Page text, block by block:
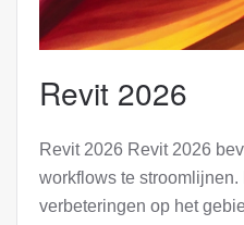
Revit 2026
Revit 2026 Revit 2026
workflows te
verbeteringen op het